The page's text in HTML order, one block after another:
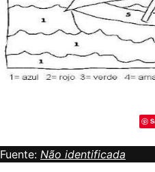
Fuente: Não identificada